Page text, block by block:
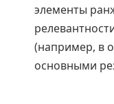
элементы
(например, в
основными